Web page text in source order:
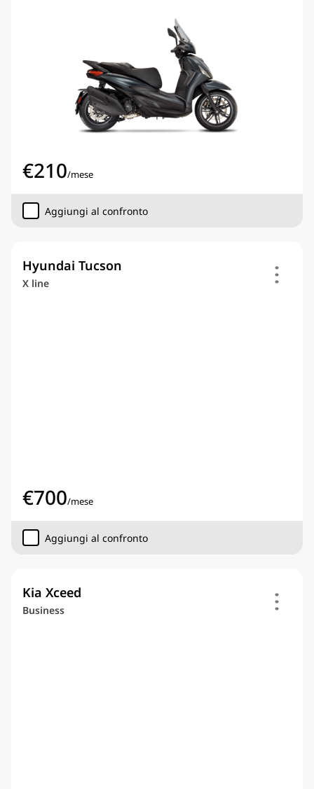
€210/mese
Aggiungi al confronto
Hyundai Tucson
X line
€700/mese
Aggiungi al confronto
Kia Xceed
Business